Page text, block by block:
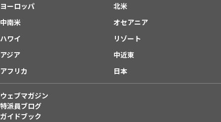
ヨーロッパ
北米
中南米
オセアニア
ハワイ
リゾート
アジア
中近東
アフリカ
日本
ウェブマガジン
特派員ブログ
ガイドブック